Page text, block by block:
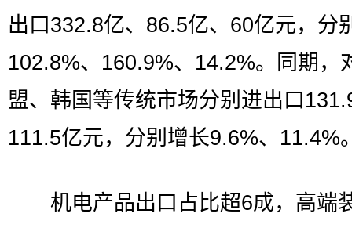
出口332.8亿、86.5亿、60亿元，分
102.8%、160.9%、14.2%。同期，
盟、韩国等传统市场分别进出口
111.5亿元，分别增长9.6%、11.4%
机电产品出口占比超6成，高端